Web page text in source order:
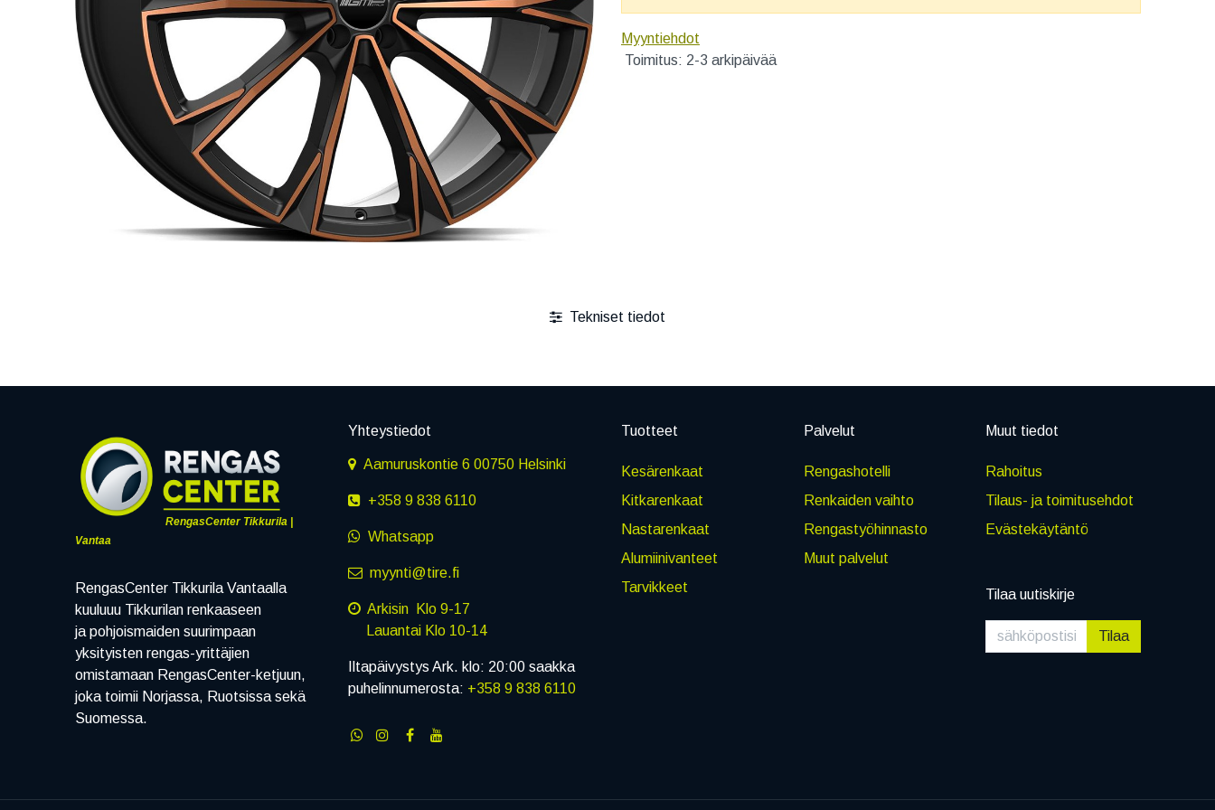
Myyntiehdot
Toimitus: 2-3 arkipäivää
Tekniset tiedot
RengasCenter Tikkurila |
Vantaa
RengasCenter Tikkurila Vantaalla
kuuluuu Tikkurilan renkaaseen
ja pohjoismaiden suurimpaan
yksityisten rengas-yrittäjien
omistamaan RengasCenter-ketjuun,
joka toimii Norjassa, Ruotsissa sekä
Suomessa.
Yhteystiedot
Aamuruskontie 6 00750 Helsinki
+358 9 838 6110
Whatsapp
myynti@tire.fi
Arkisin Klo 9-17
Lauantai Klo 10-14
Iltapäivystys Ark. klo: 20:00 saakka
puhelinnumerosta: +358 9 838 6110
Tuotteet
Kesärenkaat
Kitkarenkaat
Nastarenkaat
Alumiinivanteet
Tarvikkeet
Palvelut
Rengashotelli
Renkaiden vaihto
Rengastyöhinnasto
Muut palvelut
Muut tiedot
Rahoitus
Tilaus- ja toimitusehdot
Evästekäytäntö
Tilaa uutiskirje
Tilaa